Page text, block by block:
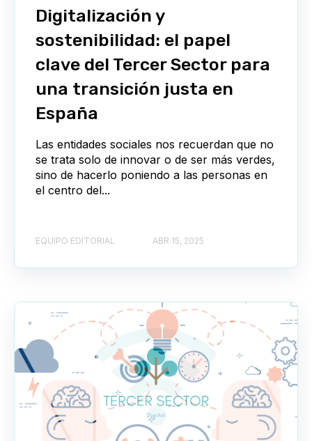
Digitalización y
sostenibilidad: el papel
clave del Tercer Sector para
una transición justa en
España
Las entidades sociales nos recuerdan que no
se trata solo de innovar o de ser más verdes,
sino de hacerlo poniendo a las personas en
el centro del...
EQUIPO EDITORIAL ABR 15, 2025